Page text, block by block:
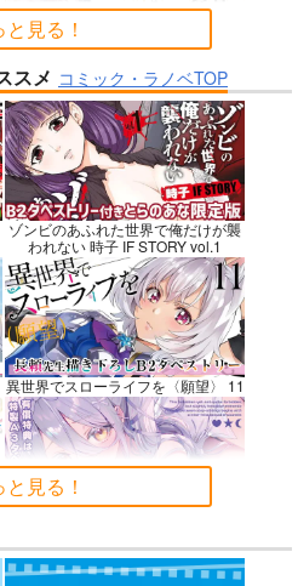
カート カート
No.8
記３ 南米ス
働組合
円（税込）
ゲン
氷月
サンプル
No.9
Lynx Lenx
碧茶園
専売 1,257円（税込）
VOCALOID 鏡音レン
サンプル
と見る！
スメ コミック・ラノベTOP
ゾンビのあふれた世界で俺だけが襲
われない 時子 IF STORY vol.1
異世界でスローライフを〈願望〉 11
まる。
と見る！